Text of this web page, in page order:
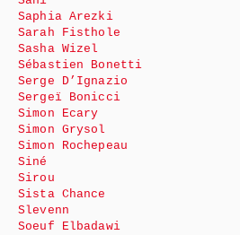
Saphia Arezki
Sarah Fisthole
Sasha Wizel
Sébastien Bonetti
Serge D’Ignazio
Sergeï Bonicci
Simon Ecary
Simon Grysol
Simon Rochepeau
Siné
Sirou
Sista Chance
Slevenn
Soeuf Elbadawi